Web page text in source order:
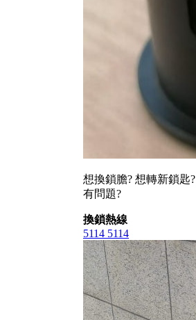
想換鎖膽? 想轉新鎖匙
有問題?
換鎖熱線
5114 5114